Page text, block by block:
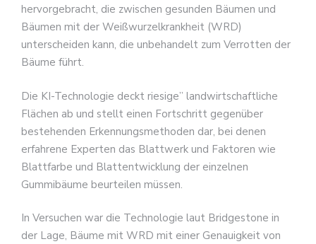
hervorgebracht, die zwischen gesunden Bäumen und
Bäumen mit der Weißwurzelkrankheit (WRD)
unterscheiden kann, die unbehandelt zum Verrotten der
Bäume führt.
Die KI-Technologie deckt riesige” landwirtschaftliche
Flächen ab und stellt einen Fortschritt gegenüber
bestehenden Erkennungsmethoden dar, bei denen
erfahrene Experten das Blattwerk und Faktoren wie
Blattfarbe und Blattentwicklung der einzelnen
Gummibäume beurteilen müssen.
In Versuchen war die Technologie laut Bridgestone in
der Lage, Bäume mit WRD mit einer Genauigkeit von